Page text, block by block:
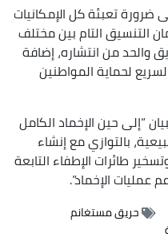
تعبئة كل الإمكانيات
التنسيق التام بين مختلف
من انتشاره، إضافة
لحماية المواطنين
“إلى حين الإخماد الكامل
بالتوازي مع إنشاء
طائرات الإطفاء التابعة
الإخماد”.
حريق مستغانم